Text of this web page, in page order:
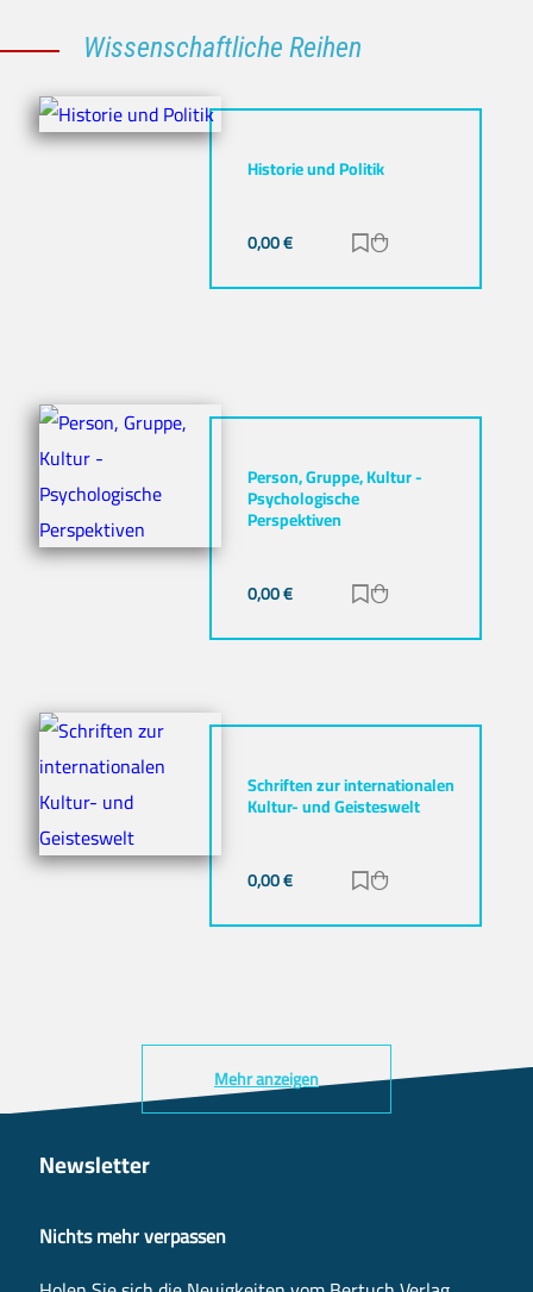
Wissenschaftliche Reihen
Historie und Politik
0,00€ Zur Merkliste
Person, Gruppe, Kultur -
Psychologische
Perspektiven
0,00€ Zur Merkliste
Schriften zur internationalen
Kultur- und Geisteswelt
0,00€ Zur Merkliste
Mehr anzeigen
Newsletter
Nichts mehr verpassen